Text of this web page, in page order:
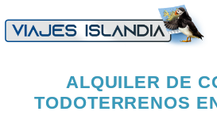
ALQUILER DE
TODOTERRENOS